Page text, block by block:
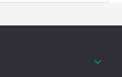
валов Weyeah